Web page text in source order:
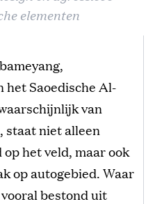
elementen
Saoedische Al-
van
staat niet alleen
het veld, maar ook
op autogebied. Waar
bestond uit